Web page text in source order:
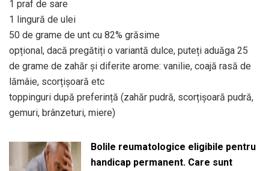
1 praf de sare
1 lingură de ulei
50 de grame de unt cu 82% grăsime
opțional, dacă pregătiți o variantă dulce, puteți aduăga 25
de grame de zahăr și diferite arome: vanilie, coajă rasă de
lămâie, scorțișoară etc
toppinguri după preferință (zahăr pudră, scorțișoară pudră,
gemuri, brânzeturi, miere)
Bolile reumatologice eligibile pentru
handicap permanent. Care sunt